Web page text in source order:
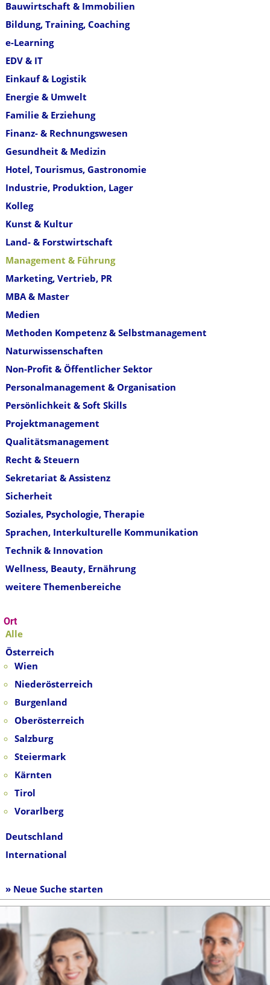
Bauwirtschaft & Immobilien
Bildung, Training, Coaching
e-Learning
EDV & IT
Einkauf & Logistik
Energie & Umwelt
Familie & Erziehung
Finanz- & Rechnungswesen
Gesundheit & Medizin
Hotel, Tourismus, Gastronomie
Industrie, Produktion, Lager
Kolleg
Kunst & Kultur
Land- & Forstwirtschaft
Management & Führung
Marketing, Vertrieb, PR
MBA & Master
Medien
Methoden Kompetenz & Selbstmanagement
Naturwissenschaften
Non-Profit & Öffentlicher Sektor
Personalmanagement & Organisation
Persönlichkeit & Soft Skills
Projektmanagement
Qualitätsmanagement
Recht & Steuern
Sekretariat & Assistenz
Sicherheit
Soziales, Psychologie, Therapie
Sprachen, Interkulturelle Kommunikation
Technik & Innovation
Wellness, Beauty, Ernährung
weitere Themenbereiche
Ort
Alle
Österreich
Wien
Niederösterreich
Burgenland
Oberösterreich
Salzburg
Steiermark
Kärnten
Tirol
Vorarlberg
Deutschland
International
» Neue Suche starten